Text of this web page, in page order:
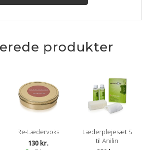
produkter
Re-Lædervoks
130 kr.
Læderplejesæt S
til Anilin